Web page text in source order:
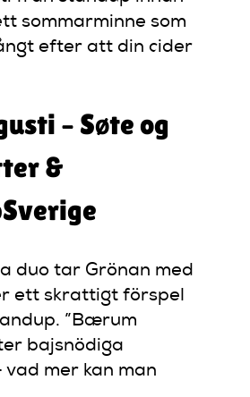
sommarminne som
efter att din cider
– Søte og
&
duo tar Grönan med
ett skrattigt förspel
”Bærum
bajsnödiga
vad mer kan man